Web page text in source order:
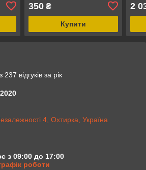
350₴
Купити
2
відгуків за рік
4, Охтирка, Україна
з 09:00 до 17:00
роботи